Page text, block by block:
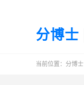
分博士
当前位置： 分博士